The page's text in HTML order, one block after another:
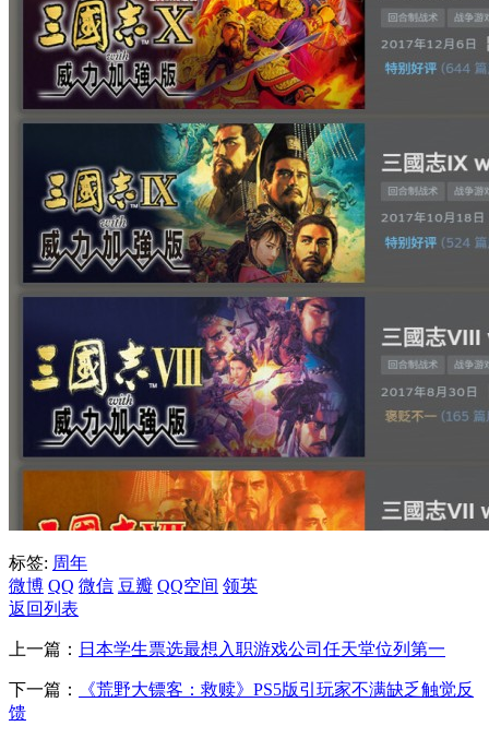
标签: 周年
微博 QQ 微信 豆瓣 QQ空间 领英
返回列表
上一篇： 日本学生票选最想入职游戏公司任天堂位列第一
下一篇：
《荒野大镖客：救赎》PS5版引玩家不满缺乏触觉反
馈